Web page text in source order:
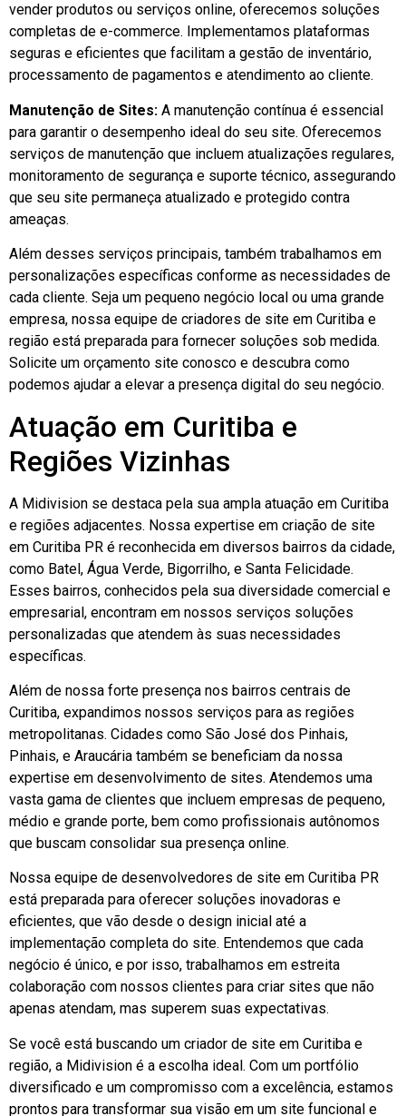
vender produtos ou serviços online, oferecemos soluções
completas de e-commerce. Implementamos plataformas
seguras e eficientes que facilitam a gestão de inventário,
processamento de pagamentos e atendimento ao cliente.
Manutenção de Sites: A manutenção contínua é essencial
para garantir o desempenho ideal do seu site. Oferecemos
serviços de manutenção que incluem atualizações regulares,
monitoramento de segurança e suporte técnico, assegurando
que seu site permaneça atualizado e protegido contra
ameaças.
Além desses serviços principais, também trabalhamos em
personalizações específicas conforme as necessidades de
cada cliente. Seja um pequeno negócio local ou uma grande
empresa, nossa equipe de criadores de site em Curitiba e
região está preparada para fornecer soluções sob medida.
Solicite um orçamento site conosco e descubra como
podemos ajudar a elevar a presença digital do seu negócio.
Atuação em Curitiba e
Regiões Vizinhas
A Midivision se destaca pela sua ampla atuação em Curitiba
e regiões adjacentes. Nossa expertise em criação de site
em Curitiba PR é reconhecida em diversos bairros da cidade,
como Batel, Água Verde, Bigorrilho, e Santa Felicidade.
Esses bairros, conhecidos pela sua diversidade comercial e
empresarial, encontram em nossos serviços soluções
personalizadas que atendem às suas necessidades
específicas.
Além de nossa forte presença nos bairros centrais de
Curitiba, expandimos nossos serviços para as regiões
metropolitanas. Cidades como São José dos Pinhais,
Pinhais, e Araucária também se beneficiam da nossa
expertise em desenvolvimento de sites. Atendemos uma
vasta gama de clientes que incluem empresas de pequeno,
médio e grande porte, bem como profissionais autônomos
que buscam consolidar sua presença online.
Nossa equipe de desenvolvedores de site em Curitiba PR
está preparada para oferecer soluções inovadoras e
eficientes, que vão desde o design inicial até a
implementação completa do site. Entendemos que cada
negócio é único, e por isso, trabalhamos em estreita
colaboração com nossos clientes para criar sites que não
apenas atendam, mas superem suas expectativas.
Se você está buscando um criador de site em Curitiba e
região, a Midivision é a escolha ideal. Com um portfólio
diversificado e um compromisso com a excelência, estamos
prontos para transformar sua visão em um site funcional e